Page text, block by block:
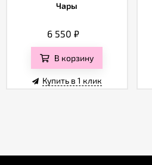
Чары
6 550₽
В корзину
Купить в 1 клик